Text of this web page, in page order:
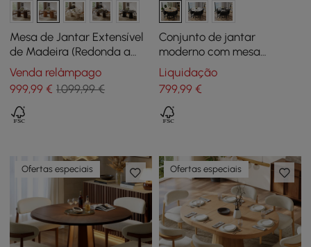
Mesa de Jantar Extensível
de Madeira (Redonda a
Oval) de 119 - 201 cm com
Base Canelada, 4-6
Lugares
Venda relâmpago
999,99 € 1.099,99 €
Conjunto de jantar
moderno com mesa
redonda de madeira
natural e 4 cadeiras cinza
Liquidação
799,99€
Ofertas especiais Ofertas especiais